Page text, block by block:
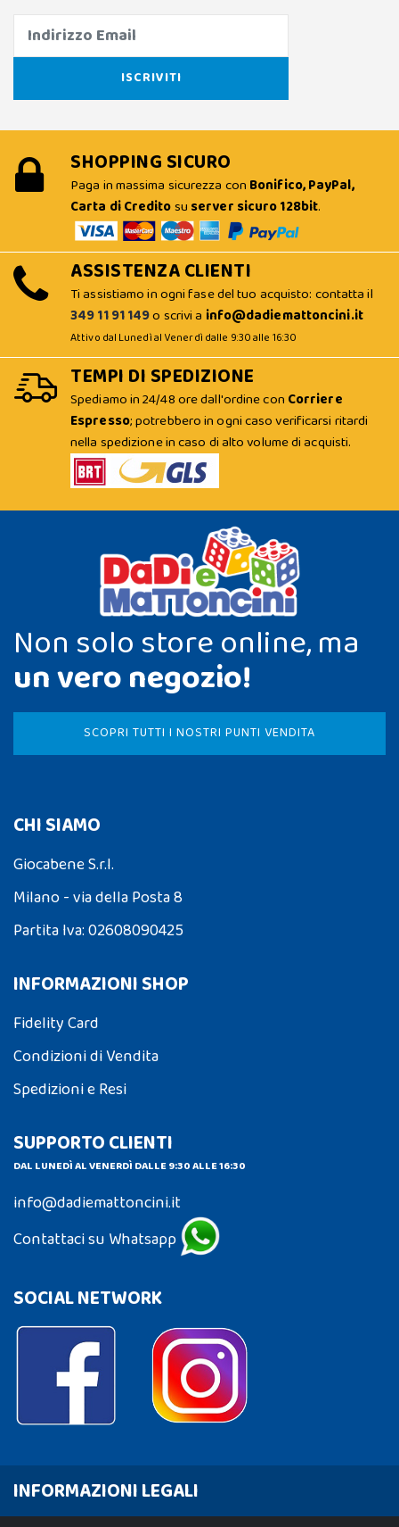
SHOPPING SICURO
Paga in massima sicurezza con Bonifico, PayPal,
Carta di Creditosu server sicuro 128bit.
ASSISTENZA CLIENTI
Ti assistiamo in ogni fase del tuo acquisto: contatta il
349 11 91 149o scrivi a info@dadiemattoncini.it
Attivo dal Lunedì al Venerdì dalle 9:30 alle 16:30
TEMPI DI SPEDIZIONE
Spediamo in 24/48 ore dall'ordine con Corriere
Espresso; potrebbero in ogni caso verificarsi ritardi
nella spedizione in caso di alto volume di acquisti.
Non solo store online, ma
un vero negozio!
SCOPRI TUTTI I NOSTRI PUNTI VENDITA
CHI SIAMO
Giocabene S.r.l.
Milano - via della Posta 8
Partita Iva: 02608090425
INFORMAZIONI SHOP
Fidelity Card
Condizioni di Vendita
Spedizioni e Resi
SUPPORTO CLIENTI
DAL LUNEDÌ AL VENERDÌ DALLE 9:30 ALLE 16:30
info@dadiemattoncini.it
Contattaci su Whatsapp
SOCIAL NETWORK
INFORMAZIONI LEGALI